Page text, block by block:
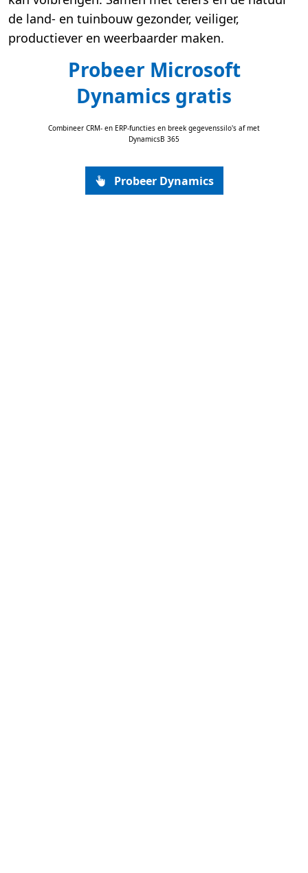
de land- en tuinbouw gezonder, veiliger,
productiever en weerbaarder maken.
Probeer Microsoft
Dynamics gratis
Combineer CRM- en ERP-functies en breek gegevenssilo's af met
DynamicsB 365
Probeer Dynamics